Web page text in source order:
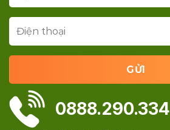
0888.290.334